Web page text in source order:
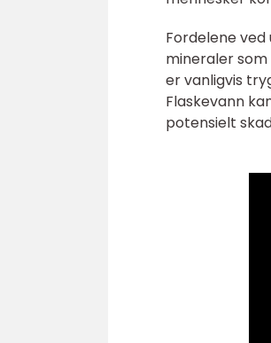
Fordelene
mineraler
er vanligvis
Flaskevann
potensielt